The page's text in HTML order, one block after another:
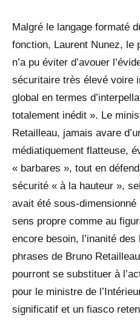
Malgré le langage formaté
fonction, Laurent Nunez, le
n’a pu éviter d’avouer
sécuritaire très élevé voire
global en termes
totalement inédit ». Le
Retailleau, jamais avare
médiatiquement flatteuse,
« barbares », tout en
sécurité « à la hauteur »,
avait été sous-
sens propre comme au
encore besoin, l’inanité
phrases de Bruno
pourront se substituer à
pour le ministre de
significatif et un fiasco